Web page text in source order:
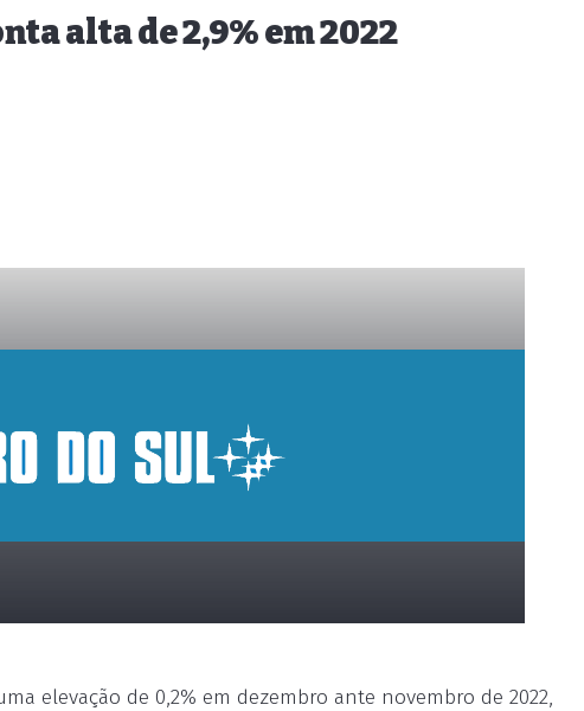
alta de 2,9% em 2022
elevação de 0,2% em dezembro ante novembro de 2022,